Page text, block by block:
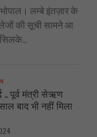
लम्बे इंतज़ार के
की सूची सामने आ
.. पूर्व मंत्री सेऋण
बाद भी नहीं मिला